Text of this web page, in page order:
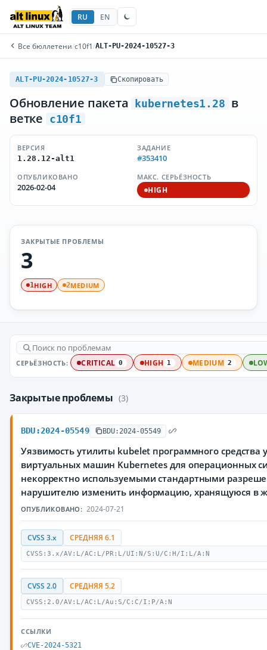
RU EN
Все бюллетени/c10f1 /ALT-PU-2024-10527-3
ALT-PU-2024-10527-3 Скопировать
Обновление пакета kubernetes1.28 в
ветке
c10f1
ВЕРСИЯ
1.28.12-alt1
ЗАДАНИЕ
#353410
ОПУБЛИКОВАНО
2026-02-04
МАКС. СЕРЬЁЗНОСТЬ
HIGH
ЗАКРЫТЫЕ ПРОБЛЕМЫ
3
1HIGH 2MEDIUM
СЕРЬЁЗНОСТЬ: CRITICAL 0 HIGH 1 MEDIUM 2
Закрытые проблемы (3)
BDU:2024-05549 BDU:2024-05549
Уязвимость утилиты kubelet программного средства
виртуальных машин Kubernetes для операционных
некорректно используемыми стандартными
нарушителю изменить информацию, хранящуюся в
ОПУБЛИКОВАНО: 2024-07-21
CVSS 3.x СРЕДНЯЯ 6.1
CVSS:3.x/AV:L/AC:L/PR:L/UI:N/S:U/C:H/I:L/A:N
CVSS 2.0 СРЕДНЯЯ 5.2
CVSS:2.0/AV:L/AC:L/Au:S/C:C/I:P/A:N
ССЫЛКИ
CVE-2024-5321